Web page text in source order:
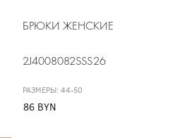
БРЮКИ ЖЕНСКИЕ
2J4008082SSS26
РАЗМЕРЫ: 44-50
86 BYN